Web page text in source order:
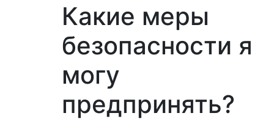
Какие меры
безопасности я
могу
предпринять?